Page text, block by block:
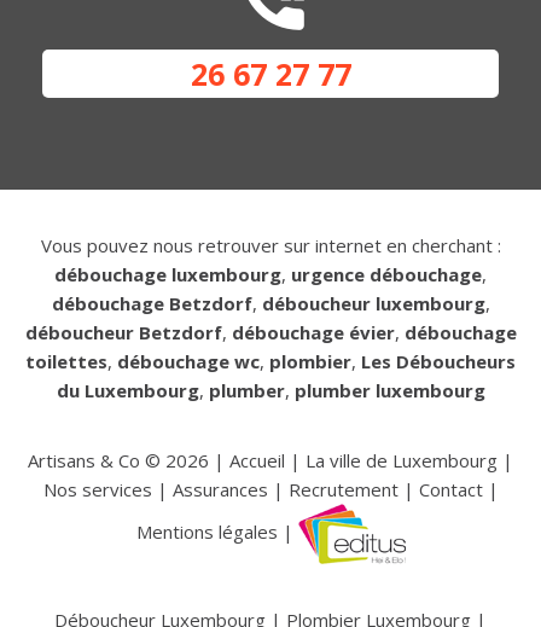
26 67 27 77
Vous pouvez nous retrouver sur internet en cherchant :
débouchage luxembourg, urgence débouchage,
débouchage Betzdorf, déboucheur luxembourg,
déboucheur Betzdorf, débouchage évier, débouchage
toilettes, débouchage wc, plombier, Les Déboucheurs
du Luxembourg, plumber, plumber luxembourg
Artisans & Co © 2026 | Accueil | La ville de Luxembourg |
Nos services | Assurances | Recrutement| Contact|
Mentions légales |
Déboucheur Luxembourg | Plombier Luxembourg |